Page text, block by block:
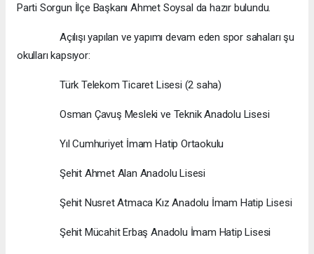
Parti Sorgun İlçe Başkanı Ahmet Soysal da hazır bulundu.
Açılışı yapılan ve yapımı devam eden spor sahaları şu
okulları kapsıyor:
Türk Telekom Ticaret Lisesi (2 saha)
Osman Çavuş Mesleki ve Teknik Anadolu Lisesi
Yıl Cumhuriyet İmam Hatip Ortaokulu
Şehit Ahmet Alan Anadolu Lisesi
Şehit Nusret Atmaca Kız Anadolu İmam Hatip Lisesi
Şehit Mücahit Erbaş Anadolu İmam Hatip Lisesi